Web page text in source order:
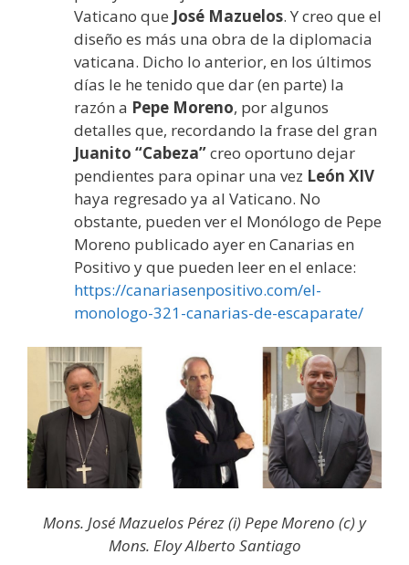
Vaticano que José Mazuelos. Y creo que el
diseño es más una obra de la diplomacia
vaticana. Dicho lo anterior, en los últimos
días le he tenido que dar (en parte) la
razón a Pepe Moreno, por algunos
detalles que, recordando la frase del gran
Juanito “Cabeza”creo oportuno dejar
pendientes para opinar una vez León XIV
haya regresado ya al Vaticano. No
obstante, pueden ver el Monólogo de Pepe
Moreno publicado ayer en Canarias en
Positivo y que pueden leer en el enlace:
https://canariasenpositivo.com/el-
monologo-321-canarias-de-escaparate/
Mons. José Mazuelos Pérez (i) Pepe Moreno (c) y
Mons. Eloy Alberto Santiago